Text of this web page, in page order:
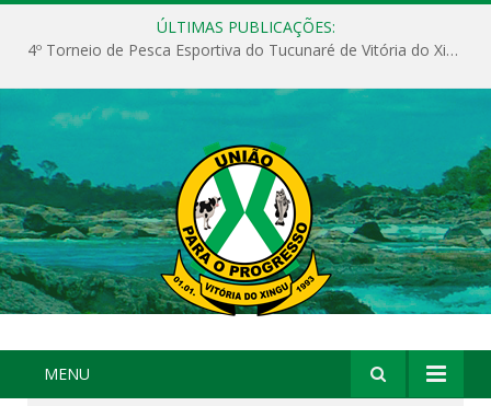
ÚLTIMAS PUBLICAÇÕES:
4º Torneio de Pesca Esportiva do Tucunaré de Vitória do Xingu
MENU